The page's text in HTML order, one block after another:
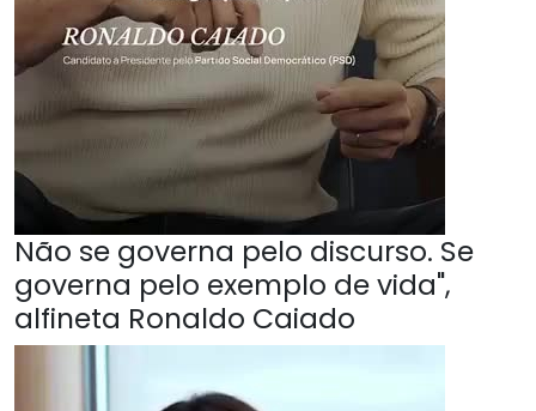
Não se governa pelo discurso. Se
governa pelo exemplo de vida",
alfineta Ronaldo Caiado